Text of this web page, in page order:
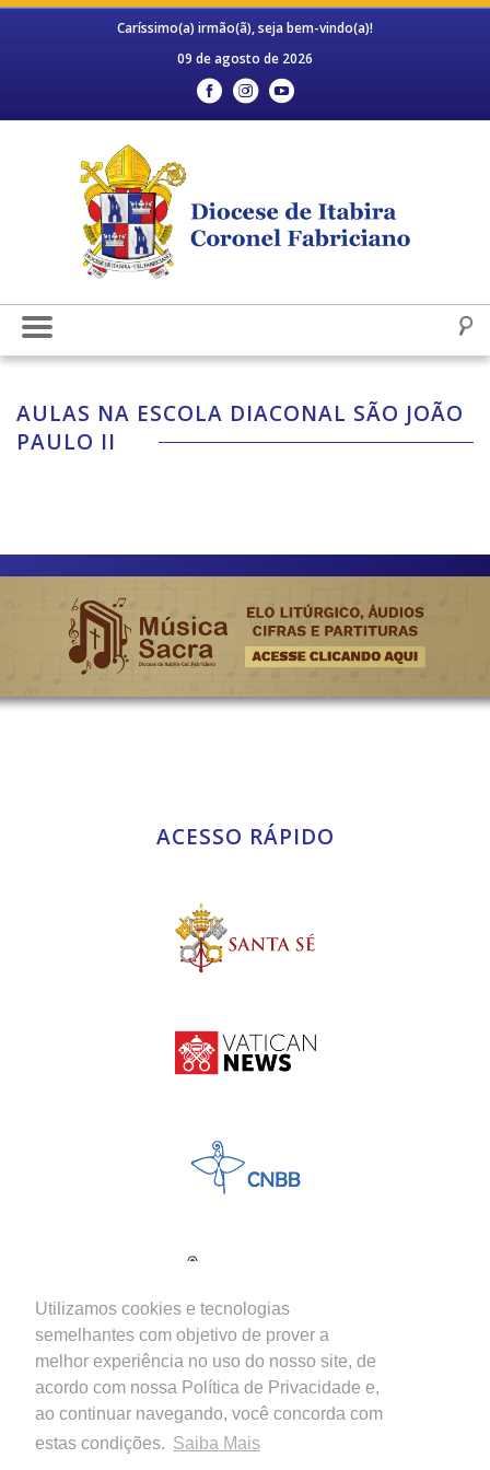
Utilizamos cookies e tecnologias
semelhantes com objetivo de prover a
melhor experiência no uso do nosso site, de
acordo com nossa Política de Privacidade e,
ao continuar navegando, você concorda com
estas condições. Saiba Mais
Caríssimo(a) irmão(ã), seja bem-vindo(a)!
09 de agosto de 2026
AULAS NA ESCOLA DIACONAL SÃO JOÃO
PAULO II
ACESSO RÁPIDO